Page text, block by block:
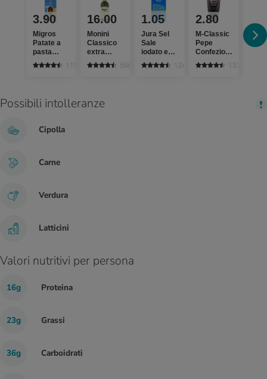
3.90
Migros
Patate a
pasta
farinosa
1153
16.00
Monini
Classico
extra
vergine
566
1.05
Jura Sel
Sale
iodato e
fluorato
1242
2.80
M-Classic
Pepe
Confezione
di ricarica
137
Possibili intolleranze
Cipolla
Carne
Verdura
Latticini
Valori nutritivi per persona
16g Proteina
23g Grassi
36g Carboidrati